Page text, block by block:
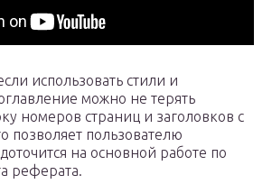
использовать стили и
можно не терять
номеров страниц и заголовков с
позволяет пользователю
на основной работе по
реферата.